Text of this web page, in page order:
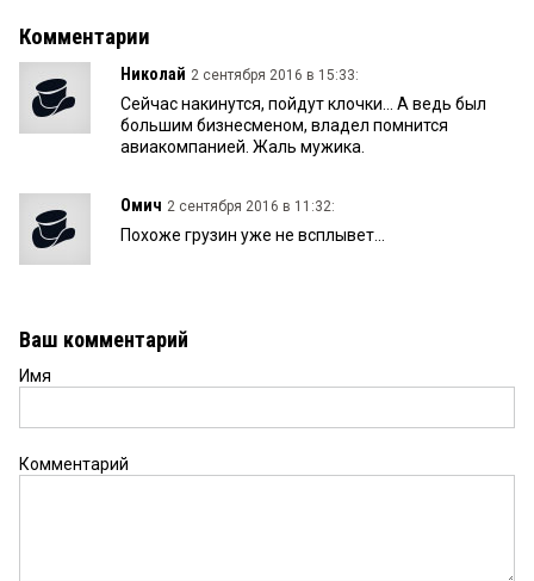
Комментарии
Николай 2 сентября 2016 в 15:33:
Сейчас накинутся, пойдут клочки... А ведь был
большим бизнесменом, владел помнится
авиакомпанией. Жаль мужика.
Омич 2 сентября 2016 в 11:32:
Похоже грузин уже не всплывет...
Ваш комментарий
Имя
Комментарий